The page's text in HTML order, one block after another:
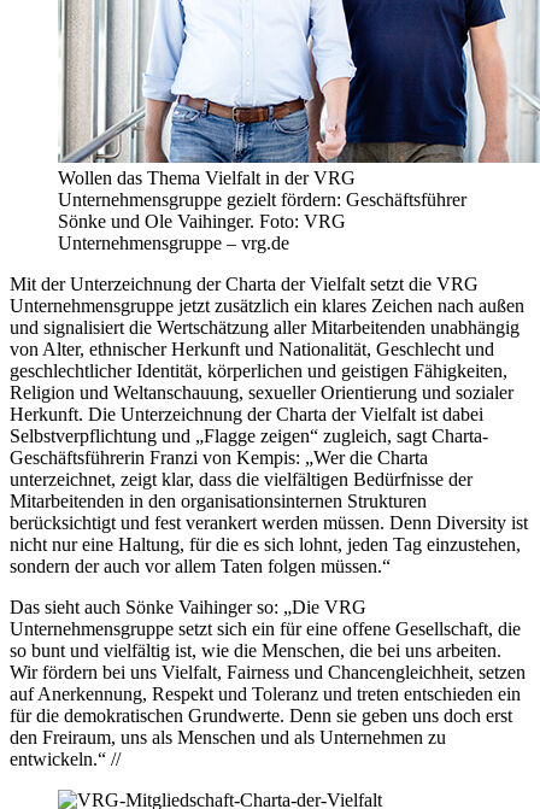
Wollen das Thema Vielfalt in der VRG
Unternehmensgruppe gezielt fördern: Geschäftsführer
Sönke und Ole Vaihinger. Foto: VRG
Unternehmensgruppe – vrg.de
Mit der Unterzeichnung der Charta der Vielfalt setzt die VRG
Unternehmensgruppe jetzt zusätzlich ein klares Zeichen nach außen
und signalisiert die Wertschätzung aller Mitarbeitenden unabhängig
von Alter, ethnischer Herkunft und Nationalität, Geschlecht und
geschlechtlicher Identität, körperlichen und geistigen Fähigkeiten,
Religion und Weltanschauung, sexueller Orientierung und sozialer
Herkunft. Die Unterzeichnung der Charta der Vielfalt ist dabei
Selbstverpflichtung und „Flagge zeigen“ zugleich, sagt Charta-
Geschäftsführerin Franzi von Kempis: „Wer die Charta
unterzeichnet, zeigt klar, dass die vielfältigen Bedürfnisse der
Mitarbeitenden in den organisationsinternen Strukturen
berücksichtigt und fest verankert werden müssen. Denn Diversity ist
nicht nur eine Haltung, für die es sich lohnt, jeden Tag einzustehen,
sondern der auch vor allem Taten folgen müssen.“
Das sieht auch Sönke Vaihinger so: „Die VRG
Unternehmensgruppe setzt sich ein für eine offene Gesellschaft, die
so bunt und vielfältig ist, wie die Menschen, die bei uns arbeiten.
Wir fördern bei uns Vielfalt, Fairness und Chancengleichheit, setzen
auf Anerkennung, Respekt und Toleranz und treten entschieden ein
für die demokratischen Grundwerte. Denn sie geben uns doch erst
den Freiraum, uns als Menschen und als Unternehmen zu
entwickeln.“ //